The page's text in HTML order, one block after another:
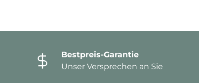
Bestpreis-Garantie
Unser Versprechen an Sie